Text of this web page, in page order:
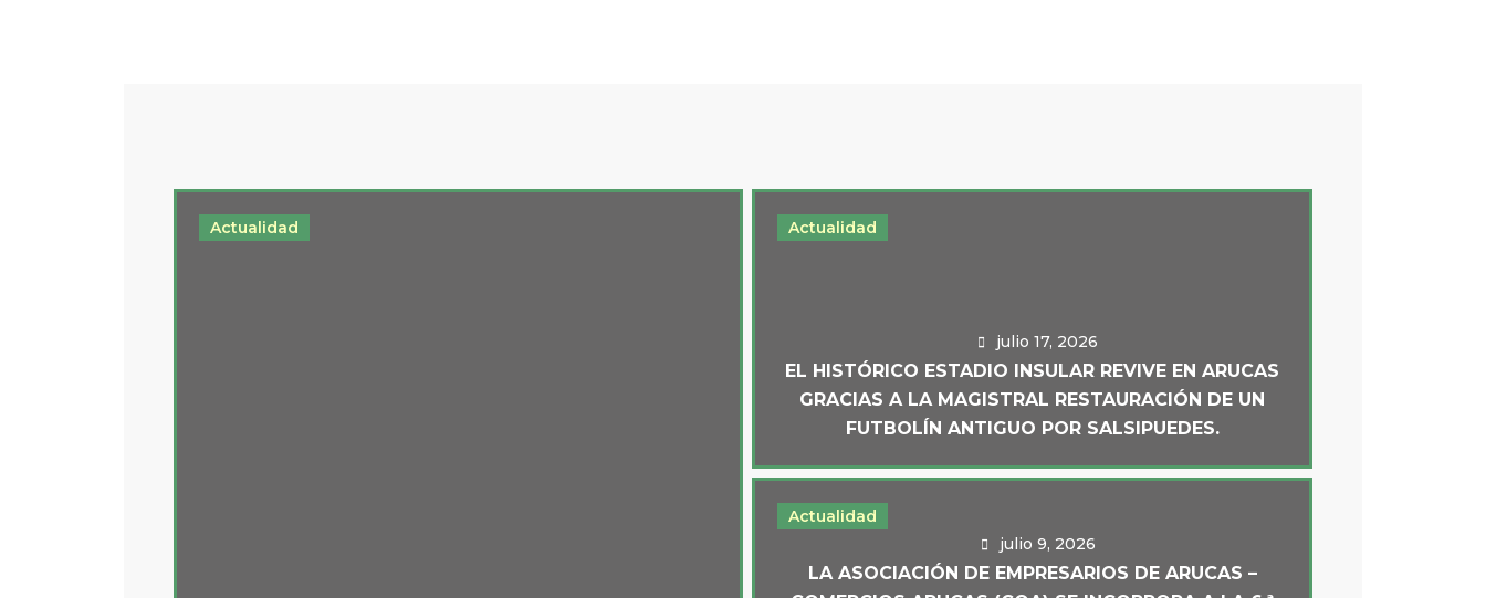
Actualidad Actualidad
julio 17, 2026
EL HISTÓRICO ESTADIO INSULAR REVIVE EN ARUCAS
GRACIAS A LA MAGISTRAL RESTAURACIÓN DE UN
FUTBOLÍN ANTIGUO POR SALSIPUEDES.
Actualidad
julio 9, 2026
LA ASOCIACIÓN DE EMPRESARIOS DE ARUCAS –